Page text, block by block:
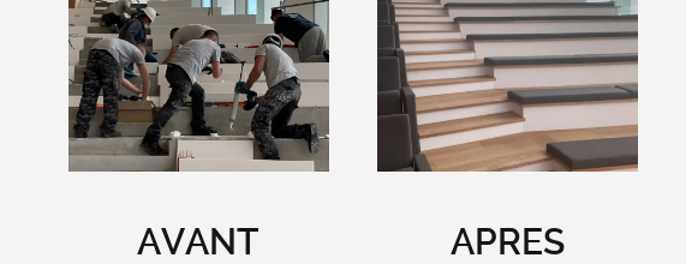
AVANT APRES